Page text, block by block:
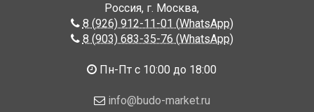
Россия, г. Москва,
8 (926) 912-11-01 (WhatsApp)
8 (903) 683-35-76 (WhatsApp)
Пн-Пт с 10:00 до 18:00
info@budo-market.ru